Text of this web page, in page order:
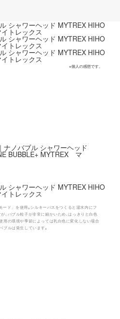
※個人の感想です。
ド」を使用｡シルキーバスをつくると湯水内にフ
､バブル粒子が非常に細かいため､はっきりと白色
用の環境や季節によっては乳白色に変化しない場合
ブルは発生しています｡